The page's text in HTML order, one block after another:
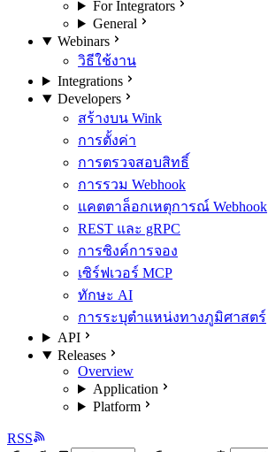
For Integrators
General
Webinars
วิธีใช้งาน
Integrations
Developers
สร้างบน Wink
การตั้งค่า
การตรวจสอบสิทธิ์
การรวม Webhook
แคตตาล็อกเหตุการณ์ Webhook
REST และ gRPC
การซิงค์การจอง
เซิร์ฟเวอร์ MCP
ทักษะ AI
การระบุตำแหน่งทางภูมิศาสตร์
API
Releases
Overview
Application
Platform
RSS